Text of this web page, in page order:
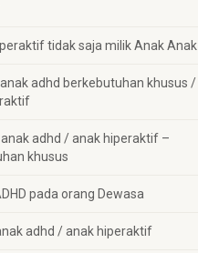
tidak saja milik Anak Anak
adhd berkebutuhan khusus /
adhd / anak hiperaktif –
khusus
pada orang Dewasa
adhd / anak hiperaktif